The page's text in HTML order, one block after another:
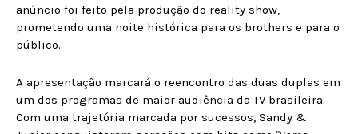
anúncio foi feito pela produção do reality show,
prometendo uma noite histórica para os brothers e para o
público.
A apresentação marcará o reencontro das duas duplas em
um dos programas de maior audiência da TV brasileira.
Com uma trajetória marcada por sucessos, Sandy &